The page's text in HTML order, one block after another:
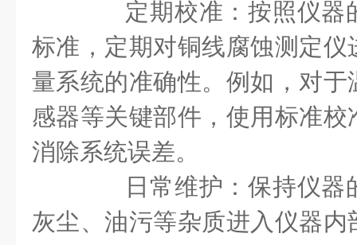
定期校准：按照仪器
标准，定期对铜线腐蚀测定
量系统的准确性。例如，对
感器等关键部件，使用标准
消除系统误差。
日常维护：保持仪器
灰尘、油污等杂质进入仪器